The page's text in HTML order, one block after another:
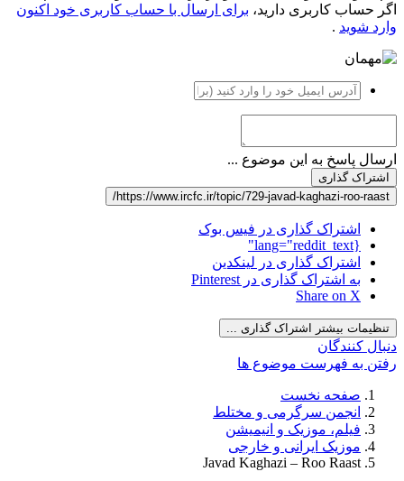
اگر حساب کاربری دارید، برای ارسال با حساب کاربری خود اکنون
وارد شوید .
ارسال پاسخ به این موضوع ...
اشتراک گذاری
https://www.ircfc.ir/topic/729-javad-kaghazi-roo-raast/
اشتراک گذاری در فیس بوک
{lang="reddit_text"
اشتراک گذاری در لینکدین
به اشتراک گذاری در Pinterest
Share on X
تنظیمات بیشتر اشتراک گذاری ...
دنبال کنندگان
رفتن به فهرست موضوع ها
صفحه نخست
انجمن سرگرمی و مختلط
فیلم، موزیک و انیمیشن
موزیک ایرانی و خارجی
Javad Kaghazi – Roo Raast